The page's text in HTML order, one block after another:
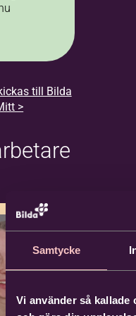
Samtycke
Vi använder så
till Bilda
>